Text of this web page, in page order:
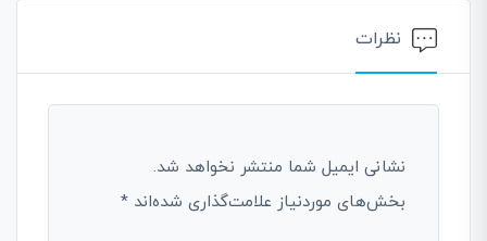
نظرات
نشانی ایمیل شما منتشر نخواهد شد.
بخش‌های موردنیاز علامت‌گذاری شده‌اند *